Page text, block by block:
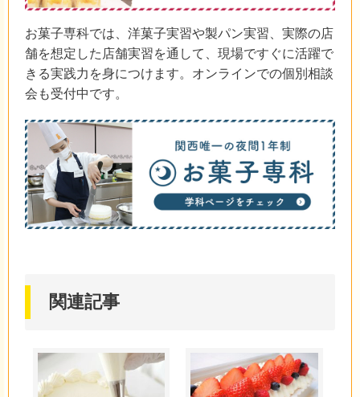
お菓子専科では、洋菓子実習や製パン実習、実際の店
舗を想定した店舗実習を通して、現場ですぐに活躍で
きる実践力を身につけます。オンラインでの個別相談
会も受付中です。
関連記事